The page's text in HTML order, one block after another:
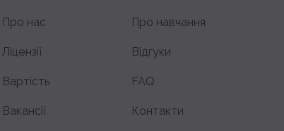
Про нас Про навчання
Ліцензії Відгуки
Вартість FAQ
Вакансії Контакти